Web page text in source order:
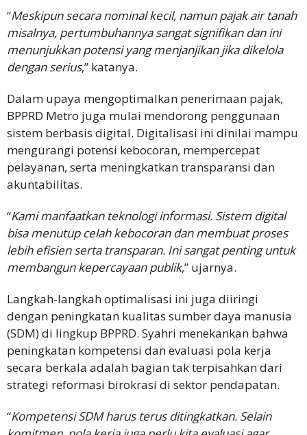
“Meskipun secara nominal kecil, namun pajak air tanah
misalnya, pertumbuhannya sangat signifikan dan ini
menunjukkan potensi yang menjanjikan jika dikelola
dengan serius,” katanya.
Dalam upaya mengoptimalkan penerimaan pajak,
BPPRD Metro juga mulai mendorong penggunaan
sistem berbasis digital. Digitalisasi ini dinilai mampu
mengurangi potensi kebocoran, mempercepat
pelayanan, serta meningkatkan transparansi dan
akuntabilitas.
“Kami manfaatkan teknologi informasi. Sistem digital
bisa menutup celah kebocoran dan membuat proses
lebih efisien serta transparan. Ini sangat penting untuk
membangun kepercayaan publik,” ujarnya.
Langkah-langkah optimalisasi ini juga diiringi
dengan peningkatan kualitas sumber daya manusia
(SDM) di lingkup BPPRD. Syahri menekankan bahwa
peningkatan kompetensi dan evaluasi pola kerja
secara berkala adalah bagian tak terpisahkan dari
strategi reformasi birokrasi di sektor pendapatan.
“Kompetensi SDM harus terus ditingkatkan. Selain